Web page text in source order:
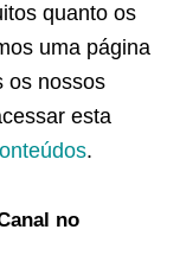
quanto os
uma página
os nossos
esta
.
no